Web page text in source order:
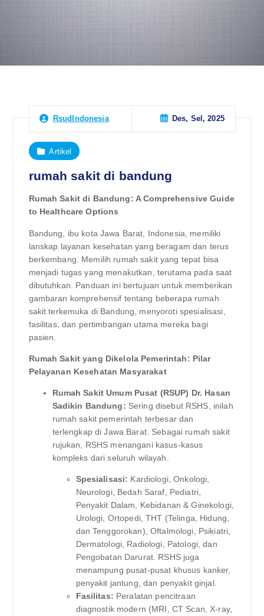
RsudIndonesia Des, Sel, 2025
Artikel
rumah sakit di bandung
Rumah Sakit di Bandung: A Comprehensive Guide
to Healthcare Options
Bandung, ibu kota Jawa Barat, Indonesia, memiliki
lanskap layanan kesehatan yang beragam dan terus
berkembang. Memilih rumah sakit yang tepat bisa
menjadi tugas yang menakutkan, terutama pada saat
dibutuhkan. Panduan ini bertujuan untuk memberikan
gambaran komprehensif tentang beberapa rumah
sakit terkemuka di Bandung, menyoroti spesialisasi,
fasilitas, dan pertimbangan utama mereka bagi
pasien.
Rumah Sakit yang Dikelola Pemerintah: Pilar
Pelayanan Kesehatan Masyarakat
Rumah Sakit Umum Pusat (RSUP) Dr. Hasan
Sadikin Bandung: Sering disebut RSHS, inilah
rumah sakit pemerintah terbesar dan
terlengkap di Jawa Barat. Sebagai rumah sakit
rujukan, RSHS menangani kasus-kasus
kompleks dari seluruh wilayah.
Spesialisasi: Kardiologi, Onkologi,
Neurologi, Bedah Saraf, Pediatri,
Penyakit Dalam, Kebidanan & Ginekologi,
Urologi, Ortopedi, THT (Telinga, Hidung,
dan Tenggorokan), Oftalmologi, Psikiatri,
Dermatologi, Radiologi, Patologi, dan
Pengobatan Darurat. RSHS juga
menampung pusat-pusat khusus kanker,
penyakit jantung, dan penyakit ginjal.
Fasilitas: Peralatan pencitraan
diagnostik modern (MRI, CT Scan, X-ray,